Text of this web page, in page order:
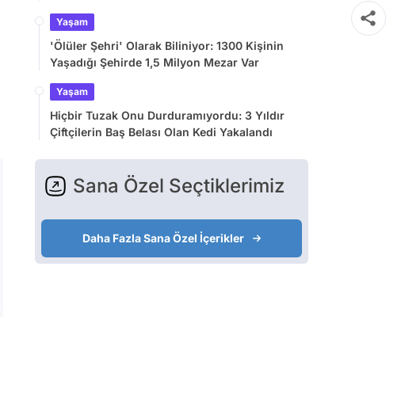
Yaşam
'Ölüler Şehri' Olarak Biliniyor: 1300 Kişinin
Yaşadığı Şehirde 1,5 Milyon Mezar Var
Yaşam
Hiçbir Tuzak Onu Durduramıyordu: 3 Yıldır
Çiftçilerin Baş Belası Olan Kedi Yakalandı
Sana Özel Seçtiklerimiz
Daha Fazla Sana Özel İçerikler